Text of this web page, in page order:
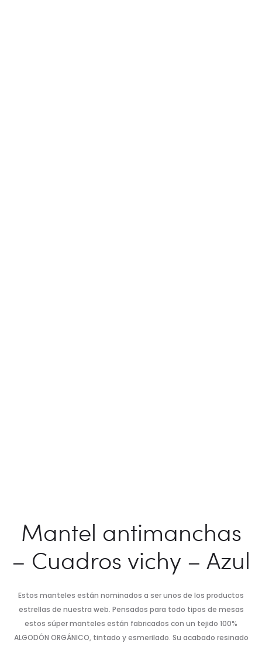
Mantel antimanchas
– Cuadros vichy – Azul
Estos manteles están nominados a ser unos de los productos
estrellas de nuestra web. Pensados para todo tipos de mesas
estos súper manteles están fabricados con un tejido 100%
ALGODÓN ORGÁNICO, tintado y esmerilado. Su acabado resinado